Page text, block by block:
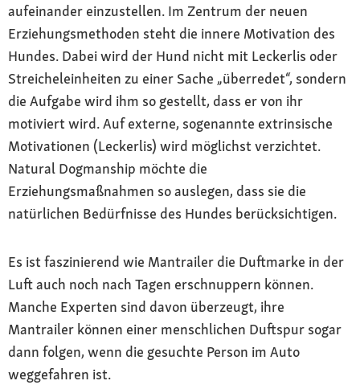
aufeinander einzustellen. Im Zentrum der neuen
Erziehungsmethoden steht die innere Motivation des
Hundes. Dabei wird der Hund nicht mit Leckerlis oder
Streicheleinheiten zu einer Sache „überredet“, sondern
die Aufgabe wird ihm so gestellt, dass er von ihr
motiviert wird. Auf externe, sogenannte extrinsische
Motivationen (Leckerlis) wird möglichst verzichtet.
Natural Dogmanship möchte die
Erziehungsmaßnahmen so auslegen, dass sie die
natürlichen Bedürfnisse des Hundes berücksichtigen.
Es ist faszinierend wie Mantrailer die Duftmarke in der
Luft auch noch nach Tagen erschnuppern können.
Manche Experten sind davon überzeugt, ihre
Mantrailer können einer menschlichen Duftspur sogar
dann folgen, wenn die gesuchte Person im Auto
weggefahren ist.